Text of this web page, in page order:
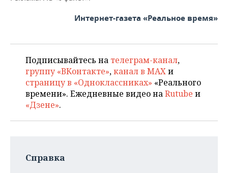
Интернет-газета «Реальное время»
Подписывайтесь на телеграм-канал,
группу «ВКонтакте»,канал в MAXи
страницу в «Одноклассниках» «Реального
времени». Ежедневные видео наRutube и
«Дзене».
Справка